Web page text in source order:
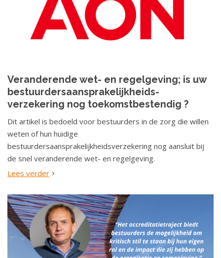
Veranderende wet- en regelgeving; is uw
bestuurdersaansprakelijkheids-
verzekering nog toekomstbestendig ?
Dit artikel is bedoeld voor bestuurders in de zorg die willen
weten of hun huidige
bestuurdersaansprakelijkheidsverzekering nog aansluit bij
de snel veranderende wet- en regelgeving.
Lees verder